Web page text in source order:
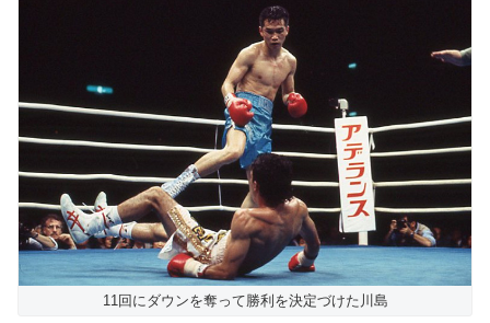
11回にダウンを奪って勝利を決定づけた川島